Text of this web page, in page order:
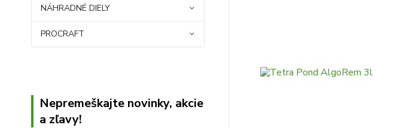
NÁHRADNÉ DIELY
PROCRAFT
Nepremeškajte novinky, akcie
a zľavy!